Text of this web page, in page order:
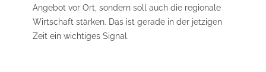
Angebot vor Ort, sondern soll auch die regionale
Wirtschaft stärken. Das ist gerade in der jetzigen
Zeit ein wichtiges Signal.